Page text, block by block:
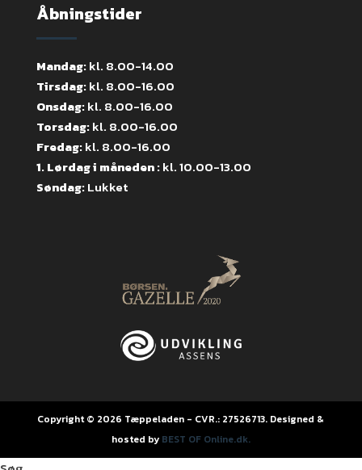
Åbningstider
Mandag:kl. 8.00-14.00
Tirsdag:kl. 8.00-16.00
Onsdag:kl. 8.00-16.00
Torsdag:kl. 8.00-16.00
Fredag:kl. 8.00-16.00
1. Lørdag i måneden :kl. 10.00-13.00
Søndag:Lukket
Copyright © 2026 Tæppeladen - CVR.: 27526713. Designed &
hosted by BEST OF Online.dk.